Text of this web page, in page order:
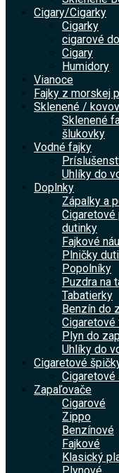
Cigary/Cigarky
Cigarky
cigarové
Cigary
Humidory
Vianoce
Fajky z morskej
Sklenené /
Sklenené
šlukovky
Vodné fajky
Uhlíky do
Doplnky
Zápalky a
Cigaretové
dutinky
Fajkové
Plničky
Popolníky
Puzdra na
Tabatierky
Benzín do
Plyn do
Uhlíky do
Cigaretové
Zapaľovače
Cigarové
Zippo
Benzínové
Fajkové
Klasický